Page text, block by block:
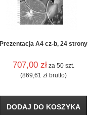
Prezentacja A4 cz-b, 24 strony
707,00 zł za 50 szt.
(869,61 zł brutto)
DODAJ DO KOSZYKA